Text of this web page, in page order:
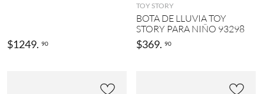
$1249. 90
TOY STORY
BOTA DE LLUVIA TOY
STORY PARA NIÑO 93298
$369. 90